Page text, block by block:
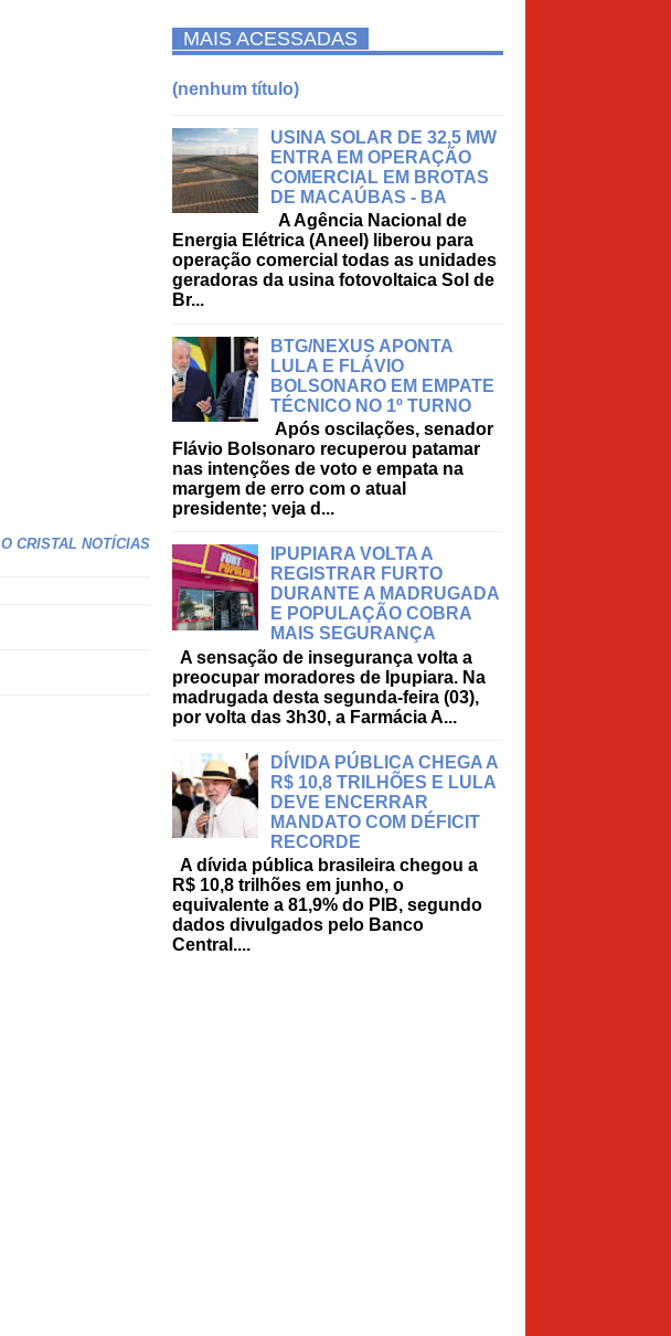
O CRISTAL NOTÍCIAS
MAIS ACESSADAS
(nenhum título)
USINA SOLAR DE 32,5 MW
ENTRA EM OPERAÇÃO
COMERCIAL EM BROTAS
DE MACAÚBAS - BA
A Agência Nacional de
Energia Elétrica (Aneel) liberou para
operação comercial todas as unidades
geradoras da usina fotovoltaica Sol de
Br...
BTG/NEXUS APONTA
LULA E FLÁVIO
BOLSONARO EM EMPATE
TÉCNICO NO 1º TURNO
Após oscilações, senador
Flávio Bolsonaro recuperou patamar
nas intenções de voto e empata na
margem de erro com o atual
presidente; veja d...
IPUPIARA VOLTA A
REGISTRAR FURTO
DURANTE A MADRUGADA
E POPULAÇÃO COBRA
MAIS SEGURANÇA
A sensação de insegurança volta a
preocupar moradores de Ipupiara. Na
madrugada desta segunda-feira (03),
por volta das 3h30, a Farmácia A...
DÍVIDA PÚBLICA CHEGA A
R$ 10,8 TRILHÕES E LULA
DEVE ENCERRAR
MANDATO COM DÉFICIT
RECORDE
A dívida pública brasileira chegou a
R$ 10,8 trilhões em junho, o
equivalente a 81,9% do PIB, segundo
dados divulgados pelo Banco
Central....